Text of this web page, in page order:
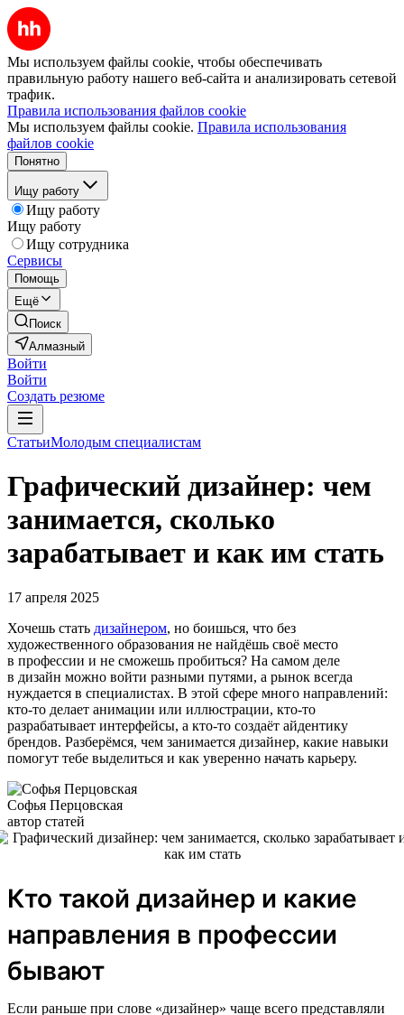
Мы используем файлы cookie, чтобы обеспечивать
правильную работу нашего веб-сайта и анализировать сетевой
трафик.
Правила использования файлов cookie
Мы используем файлы cookie. Правила использования
файлов cookie
Понятно
Ищу работу
Ищу работу
Ищу работу
Ищу сотрудника
Сервисы
Помощь
Ещё
Поиск
Алмазный
Войти
Войти
Создать резюме
СтатьиМолодым специалистам
Графический дизайнер: чем
занимается, сколько
зарабатывает и как им стать
17 апреля 2025
Хочешь стать дизайнером, но боишься, что без
художественного образования не найдёшь своё место
в профессии и не сможешь пробиться? На самом деле
в дизайн можно войти разными путями, а рынок всегда
нуждается в специалистах. В этой сфере много направлений:
кто-то делает анимации или иллюстрации, кто-то
разрабатывает интерфейсы, а кто-то создаёт айдентику
брендов. Разберёмся, чем занимается дизайнер, какие навыки
помогут тебе выделиться и как уверенно начать карьеру.
Софья Перцовская
автор статей
Кто такой дизайнер и какие
направления в профессии
бывают
Если раньше при слове «дизайнер» чаще всего представляли